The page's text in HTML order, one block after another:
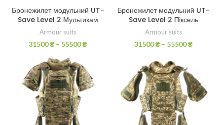
Бронежилет модульний UT-
Save Level 2 Мультикам
Armour suits
31500₴ – 55500₴
Бронежилет модульний UT-
Save Level 2 Піксель
Armour suits
31500₴ – 55500₴